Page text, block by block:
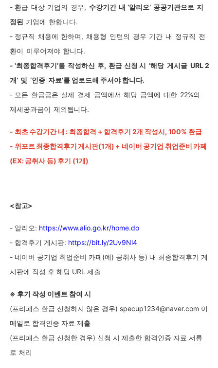
- 환급 대상 기업의 경우, 수강기간 내 ‘알리오’ 공공기관으로 지
정된 기업에 한합니다.
- 정규직 채용에 한하며, 채용형 인턴의 경우 기간 내 정규직 전
환이 이루어져야 합니다.
- ‘최종합격후기’를 작성하신 후, 환급 신청 시 ‘해당 게시글 URL 2
개’ 및 ‘인증 자료’를 업로드해 주셔야 합니다.
- 모든 환급금은 실제 결제 금액에서 해당 금액에 대한 22%의
제세공과금이 제외됩니다.
- 최초 수강기간 내 : 최종합격 + 합격후기 2개 작성시, 100% 환급
- 위포트 최종합격후기 게시판(1개) + 네이버 공기업 취업준비 카페
(EX: 공취사 등) 후기 (1개)
<참고>
- 알리오: https://www.alio.go.kr/home.do
- 합격후기 게시판: https://bit.ly/2Uv9Nl4
- 네이버 공기업 취업준비 카페(예) 공취사 등) 내 최종합격후기 게
시판에 작성 후 해당 URL 제출
※ 후기 작성 이벤트 참여 시
(프리패스 환급 신청하지 않은 경우) specup1234@naver.com 이
메일로 합격인증 자료 제출
(프리패스 환급 신청한 경우) 신청 시 제출한 합격인증 자료 서류
로 처리